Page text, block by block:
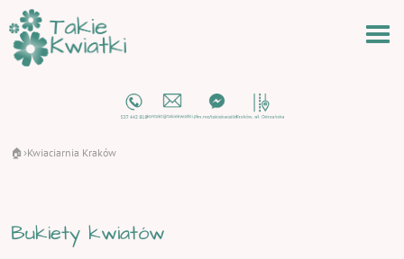
🏠 ›Kwiaciarnia Kraków
Bukiety kwiatów